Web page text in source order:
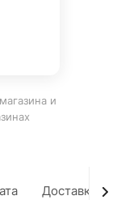
и
Доставка